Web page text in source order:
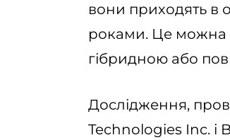
вони приходять в
роками. Це можна
гібридною або
Дослідження,
Technologies Inc. і